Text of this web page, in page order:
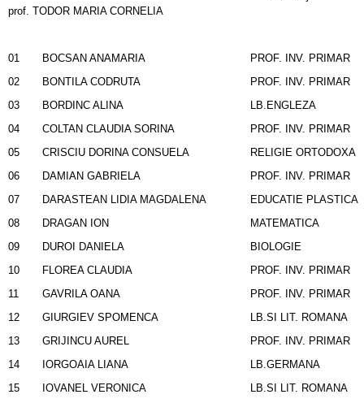
prof. TODOR MARIA CORNELIA
01 BOCSAN ANAMARIA
PROF. INV. PRIMAR
02
BONTILA CODRUTA
PROF. INV. PRIMAR
03
BORDINC ALINA
LB.ENGLEZA
04
COLTAN CLAUDIA SORINA
PROF. INV. PRIMAR
05
CRISCIU DORINA CONSUELA
RELIGIE ORTODOXA
06
DAMIAN GABRIELA
PROF. INV. PRIMAR
07
DARASTEAN LIDIA MAGDALENA
EDUCATIE PLASTICA
08
DRAGAN ION
MATEMATICA
09
DUROI DANIELA
BIOLOGIE
10
FLOREA CLAUDIA
PROF. INV. PRIMAR
11
GAVRILA OANA
PROF. INV. PRIMAR
12
GIURGIEV SPOMENCA
LB.SI LIT. ROMANA
13
GRIJINCU AUREL
PROF. INV. PRIMAR
14
IORGOAIA LIANA
LB.GERMANA
15
IOVANEL VERONICA
LB.SI LIT. ROMANA